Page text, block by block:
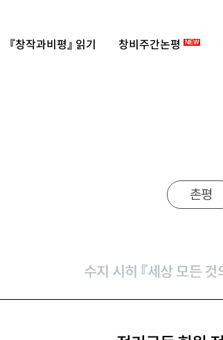
『창작과비평』 읽기 창비주간논평 NEW
촌평
수지 시히 『세상 모든